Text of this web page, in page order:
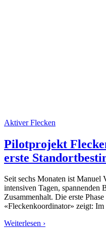
Aktiver Flecken
Pilotprojekt
erste
Seit sechs Monaten ist Manuel
intensiven Tagen, spannenden
Zusammenhalt. Die erste
«Fleckenkoordinator» zeigt:
Weiterlesen ›